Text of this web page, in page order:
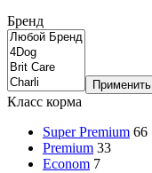
Бренд
Применить
Класс корма
Super Premium 66
Premium 33
Econom 7